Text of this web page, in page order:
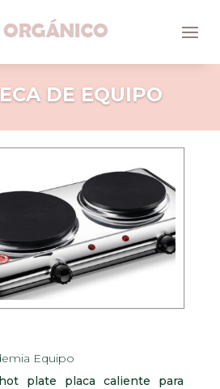
DE EQUIPO
Equipo
plate placa caliente para